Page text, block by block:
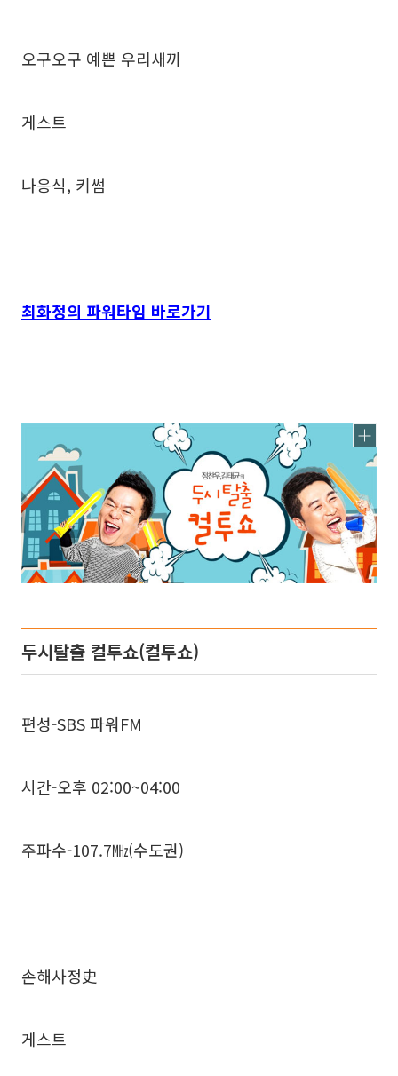
오구오구 예쁜 우리새끼
게스트
나응식, 키썸
최화정의 파워타임 바로가기
두시탈출 컬투쇼(컬투쇼)
편성-SBS 파워FM
시간-오후 02:00~04:00
주파수-107.7㎒(수도권)
손해사정史
게스트